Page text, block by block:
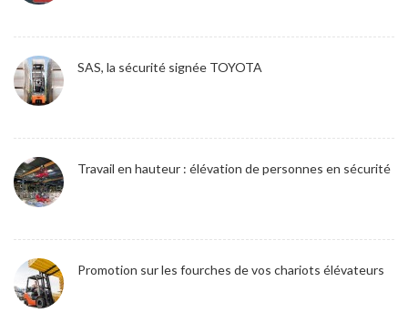
SAS, la sécurité signée TOYOTA
Travail en hauteur : élévation de personnes en sécurité
Promotion sur les fourches de vos chariots élévateurs